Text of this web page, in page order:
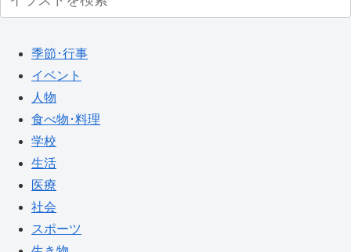
季節･行事
イベント
人物
食べ物･料理
学校
生活
医療
社会
スポーツ